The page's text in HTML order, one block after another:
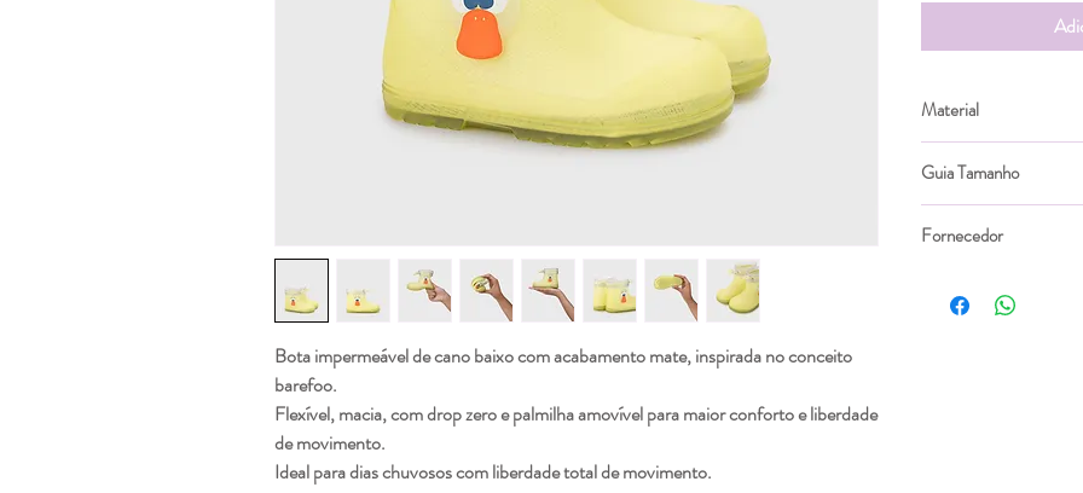
Bota impermeável de cano baixo com acabamento mate, inspirada no conceito
barefoo.
Flexível, macia, com drop zero e palmilha amovível para maior conforto e liberdade
de movimento.
Ideal para dias chuvosos com liberdade total de movimento.
Material
Guia Tamanho
Tamanho
Fornecedor